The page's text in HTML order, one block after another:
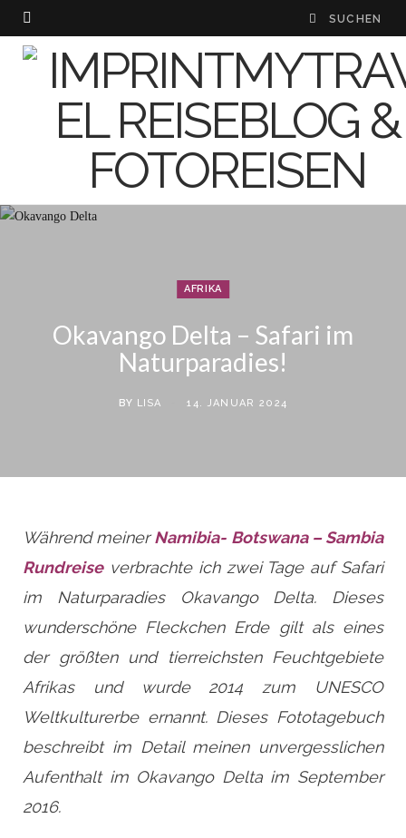
AFRIKA
Okavango Delta – Safari im
Naturparadies!
BY LISA 14. JANUAR 2024
Während meinerNamibia- Botswana – Sambia
Rundreiseverbrachte ich zwei Tage auf Safari
im Naturparadies Okavango Delta. Dieses
wunderschöne Fleckchen Erde gilt als eines
der größten und tierreichsten Feuchtgebiete
Afrikas und wurde 2014 zum UNESCO
Weltkulturerbe ernannt. Dieses Fototagebuch
beschreibt im Detail meinen unvergesslichen
Aufenthalt im Okavango Delta im September
2016.